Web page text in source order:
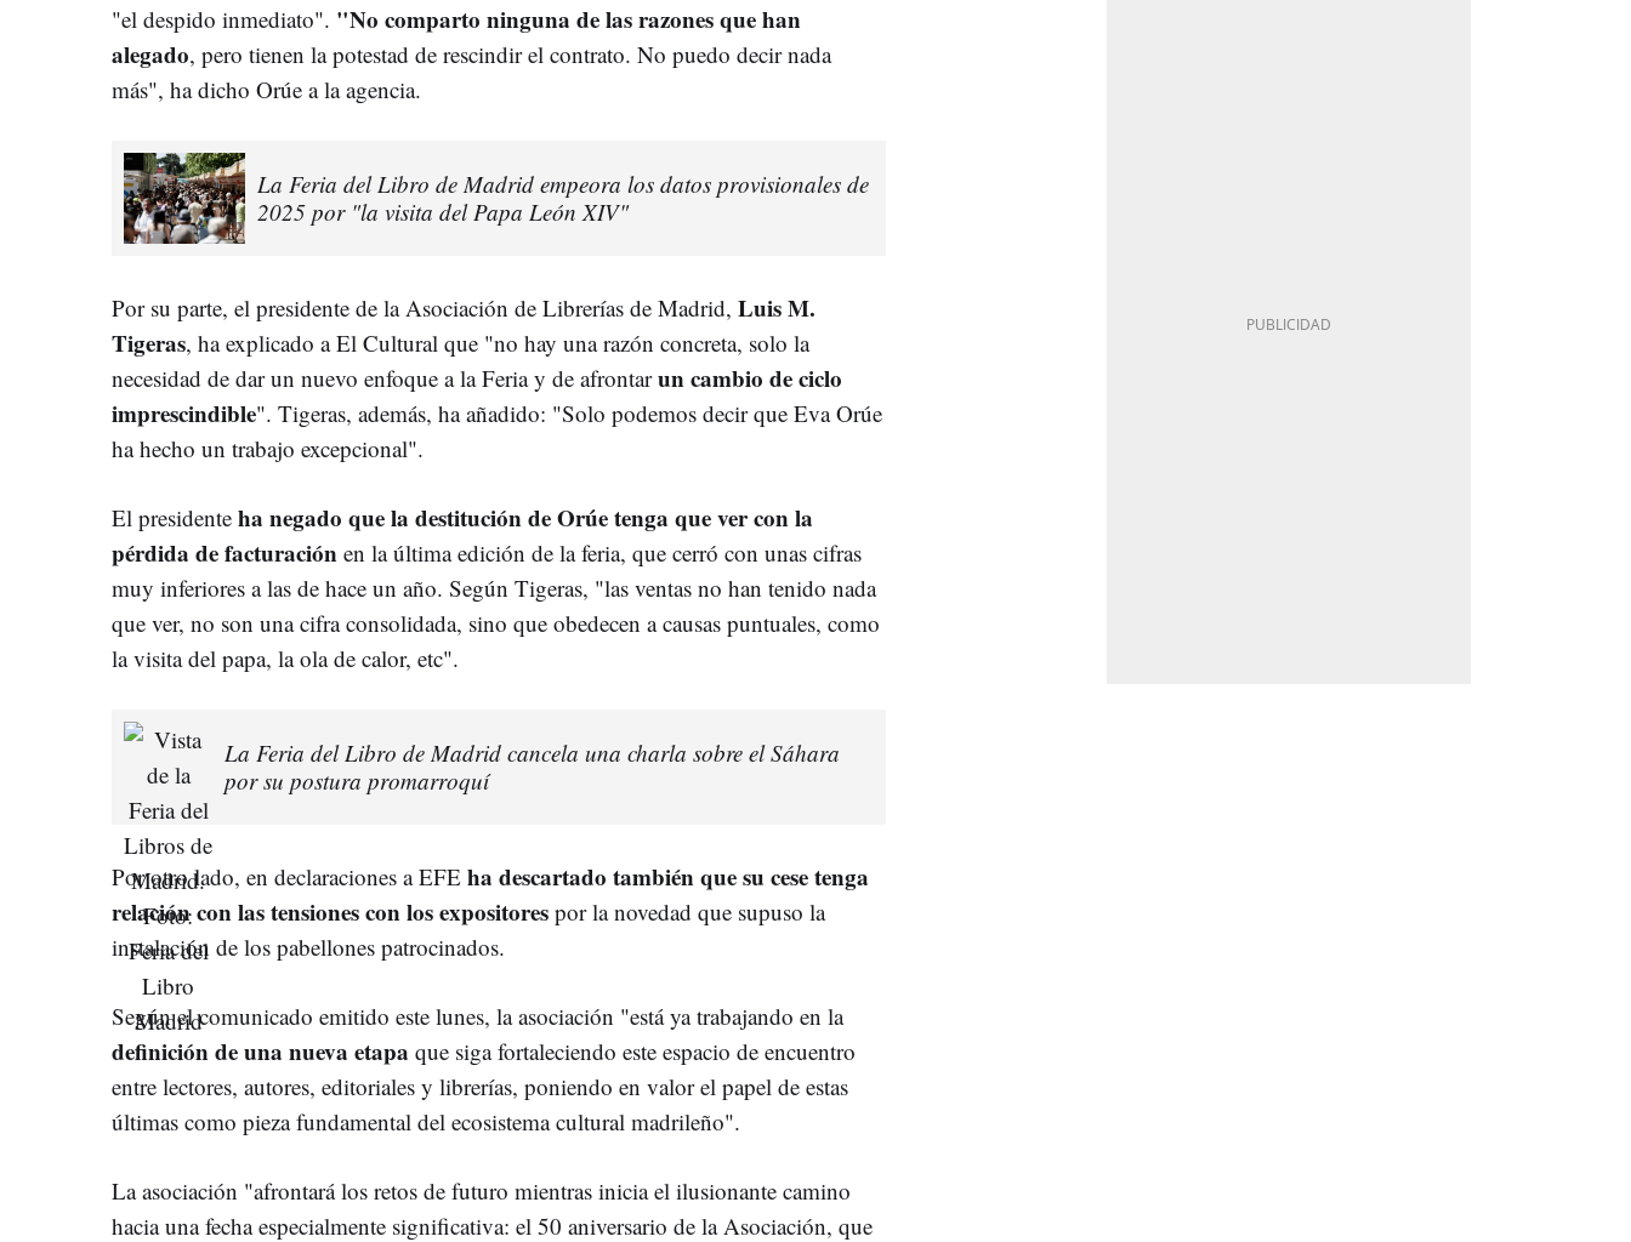
"el despido inmediato". "No comparto ninguna de las razones que han
alegado, pero tienen la potestad de rescindir el contrato. No puedo decir nada
más", ha dicho Orúe a la agencia.
La Feria del Libro de Madrid empeora los datos provisionales de
2025 por "la visita del Papa León XIV"
Por su parte, el presidente de la Asociación de Librerías de Madrid, Luis M.
Tigeras, ha explicado a El Cultural que "no hay una razón concreta, solo la
necesidad de dar un nuevo enfoque a la Feria y de afrontarun cambio de ciclo
imprescindible". Tigeras, además, ha añadido: "Solo podemos decir que Eva Orúe
ha hecho un trabajo excepcional".
El presidente ha negado que la destitución de Orúe tenga que ver con la
pérdida de facturación en la última edición de la feria, que cerró con unas cifras
muy inferiores a las de hace un año. Según Tigeras, "las ventas no han tenido nada
que ver, no son una cifra consolidada, sino que obedecen a causas puntuales, como
la visita del papa, la ola de calor, etc".
La Feria del Libro de Madrid cancela una charla sobre el Sáhara
por su postura promarroquí
Por otro lado, en declaraciones a EFE ha descartado también que su cesetenga
relación con las tensiones con los expositores por la novedad que supuso la
instalación de los pabellones patrocinados.
Según el comunicado emitido este lunes, la asociación "está ya trabajando en la
definición de una nueva etapa que siga fortaleciendo este espacio de encuentro
entre lectores, autores, editoriales y librerías, poniendo en valor el papel de estas
últimas como pieza fundamental del ecosistema cultural madrileño".
La asociación "afrontará los retos de futuro mientras inicia el ilusionante camino
hacia una fecha especialmente significativa: el 50 aniversario de la Asociación, que